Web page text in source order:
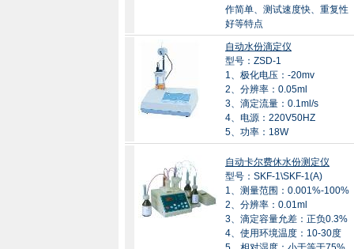
作简单、测试速度快、重复性
好等特点
自动水份滴定仪
型号：ZSD-1
1、极化电压：-20mv
2、分辨率：0.05ml
3、滴定流量：0.1ml/s
4、电源：220V50HZ
5、功率：18W
自动卡尔费休水份测定仪
型号：SKF-1\SKF-1(A)
1、测量范围：0.001%-100%
2、分辨率：0.01ml
3、滴定容量允差：正负0.3%
4、使用环境温度：10-30度